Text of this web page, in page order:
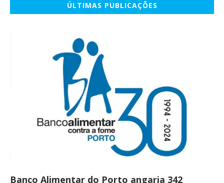
ÚLTIMAS PUBLICAÇÕES
Banco Alimentar do Porto angaria 342